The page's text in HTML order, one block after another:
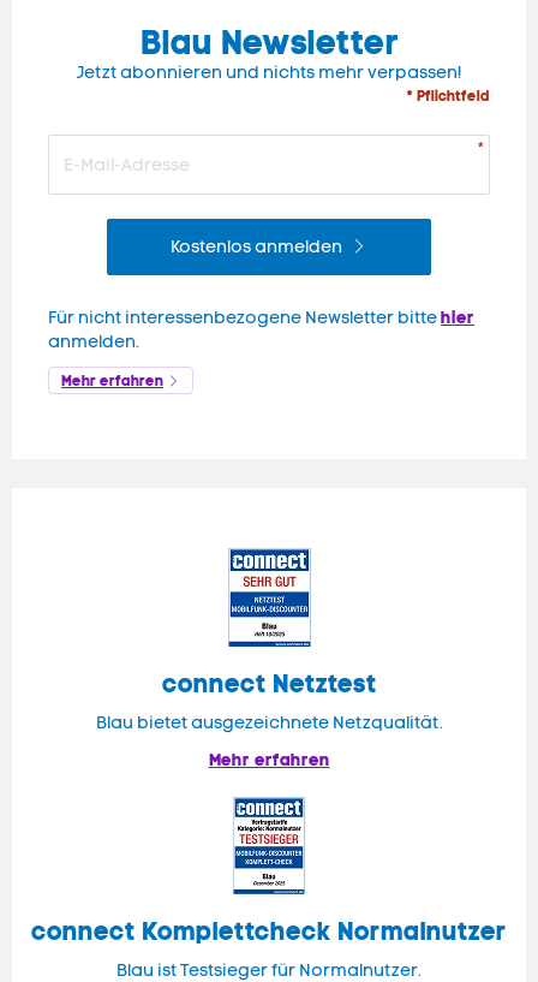
Blau Newsletter
Jetzt abonnieren und nichts mehr verpassen!
* Pflichtfeld
Kostenlos anmelden
Für nicht interessenbezogene Newsletter bittehier
anmelden.
Mehr erfahren
connect Netztest
Blau bietet ausgezeichnete Netzqualität.
Mehr erfahren
connect Komplettcheck Normalnutzer
Blau ist Testsieger für Normalnutzer.